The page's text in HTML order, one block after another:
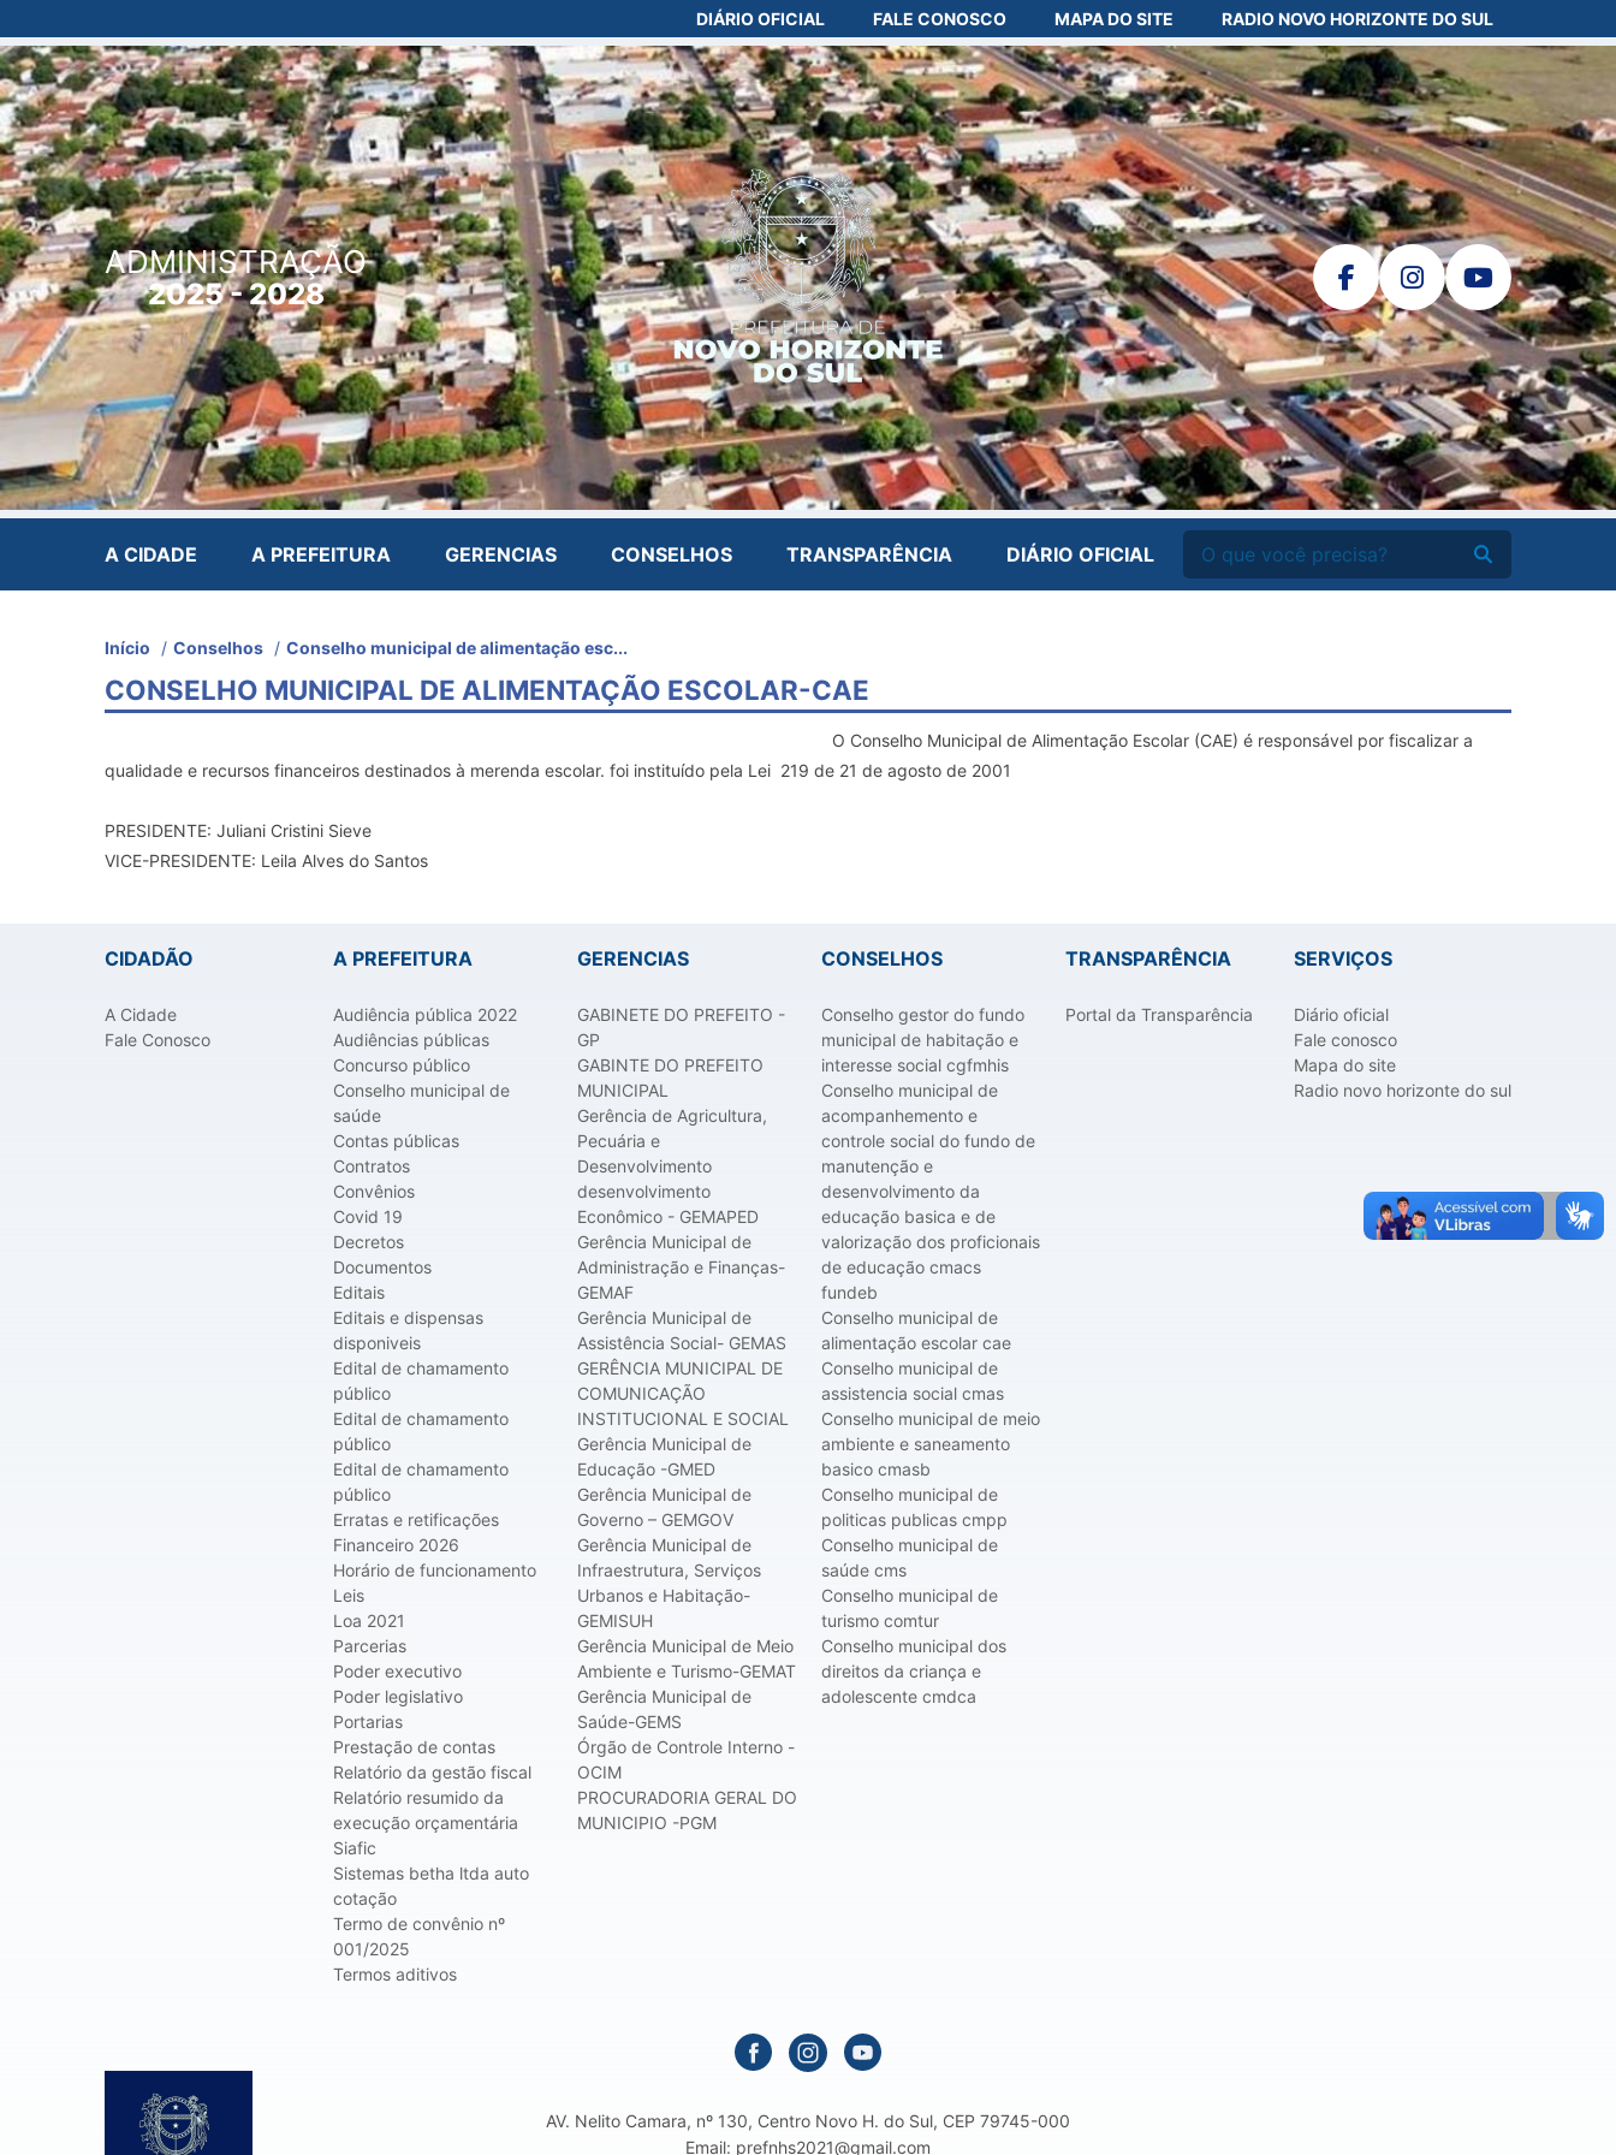
DIÁRIO OFICIAL FALE CONOSCO MAPA DO SITE RADIO NOVO HORIZONTE DO SUL
ADMINISTRAÇÃO
2025 - 2028
A CIDADE A PREFEITURA GERENCIAS CONSELHOS TRANSPARÊNCIA DIÁRIO OFICIAL
Início / Conselhos / Conselho municipal de alimentação esc...
CONSELHO MUNICIPAL DE ALIMENTAÇÃO ESCOLAR-CAE
O Conselho Municipal de Alimentação Escolar (CAE) é responsável por fiscalizar a
qualidade e recursos financeiros destinados à merenda escolar. foi instituído pela Lei 219 de 21 de agosto de 2001
PRESIDENTE: Juliani Cristini Sieve
VICE-PRESIDENTE: Leila Alves do Santos
CIDADÃO
A Cidade
Fale Conosco
A PREFEITURA
Audiência pública 2022
Audiências públicas
Concurso público
Conselho municipal de
saúde
Contas públicas
Contratos
Convênios
Covid 19
Decretos
Documentos
Editais
Editais e dispensas
disponiveis
Edital de chamamento
público
Edital de chamamento
público
Edital de chamamento
público
Erratas e retificações
Financeiro 2026
Horário de funcionamento
Leis
Loa 2021
Parcerias
Poder executivo
Poder legislativo
Portarias
Prestação de contas
Relatório da gestão fiscal
Relatório resumido da
execução orçamentária
Siafic
Sistemas betha ltda auto
cotação
Termo de convênio nº
001/2025
Termos aditivos
GERENCIAS
GABINETE DO PREFEITO -
GP
GABINTE DO PREFEITO
MUNICIPAL
Gerência de Agricultura,
Pecuária e
Desenvolvimento
desenvolvimento
Econômico - GEMAPED
Gerência Municipal de
Administração e Finanças-
GEMAF
Gerência Municipal de
Assistência Social- GEMAS
GERÊNCIA MUNICIPAL DE
COMUNICAÇÃO
INSTITUCIONAL E SOCIAL
Gerência Municipal de
Educação -GMED
Gerência Municipal de
Governo – GEMGOV
Gerência Municipal de
Infraestrutura, Serviços
Urbanos e Habitação-
GEMISUH
Gerência Municipal de Meio
Ambiente e Turismo-GEMAT
Gerência Municipal de
Saúde-GEMS
Órgão de Controle Interno -
OCIM
PROCURADORIA GERAL DO
MUNICIPIO -PGM
CONSELHOS
Conselho gestor do fundo
municipal de habitação e
interesse social cgfmhis
Conselho municipal de
acompanhemento e
controle social do fundo de
manutenção e
desenvolvimento da
educação basica e de
valorização dos proficionais
de educação cmacs
fundeb
Conselho municipal de
alimentação escolar cae
Conselho municipal de
assistencia social cmas
Conselho municipal de meio
ambiente e saneamento
basico cmasb
Conselho municipal de
politicas publicas cmpp
Conselho municipal de
saúde cms
Conselho municipal de
turismo comtur
Conselho municipal dos
direitos da criança e
adolescente cmdca
TRANSPARÊNCIA
Portal da Transparência
SERVIÇOS
Diário oficial
Fale conosco
Mapa do site
Radio novo horizonte do sul
AV. Nelito Camara, nº 130, Centro Novo H. do Sul, CEP 79745-000
Email: prefnhs2021@gmail.com